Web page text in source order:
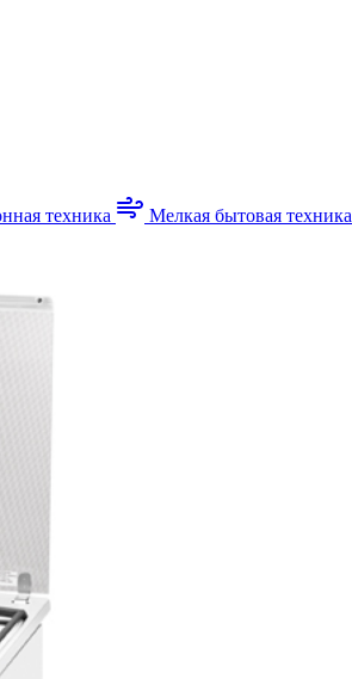
техника Мелкая бытовая техника